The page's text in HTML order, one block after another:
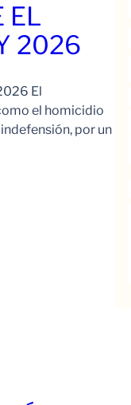
EL
2026
El
el homicidio
por un